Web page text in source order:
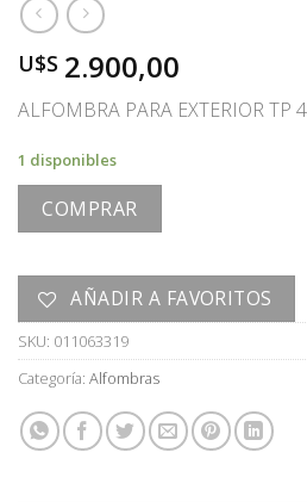
U$S 2.900,00
ALFOMBRA PARA EXTERIOR TP
1 disponibles
COMPRAR
AÑADIR A FAVORITOS
SKU: 011063319
Categoría: Alfombras